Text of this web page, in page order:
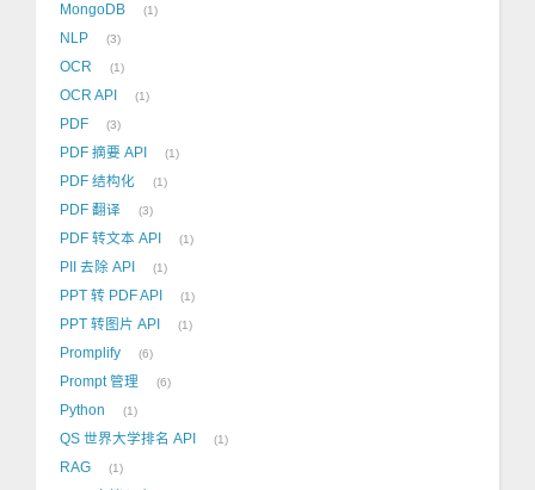
MongoDB 1
NLP 3
OCR 1
OCR API 1
PDF 3
PDF 摘要 API 1
PDF 结构化 1
PDF 翻译 3
PDF 转文本 API 1
PII 去除 API 1
PPT 转 PDF API 1
PPT 转图片 API 1
Promplify 6
Prompt 管理 6
Python 1
QS 世界大学排名 API 1
RAG 1